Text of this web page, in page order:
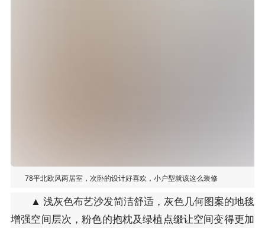
78平北欧风两居室，次卧的设计好喜欢，小户型就该这么装修
▲ 浅灰色布艺沙发简洁舒适，灰色几何图案的地毯
增强空间层次，粉色的抱枕及绿植点缀让空间变得更加